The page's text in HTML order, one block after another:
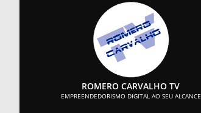
ROMERO CARVALHO TV
EMPREENDEDORISMO DIGITAL AO SEU ALCANCE